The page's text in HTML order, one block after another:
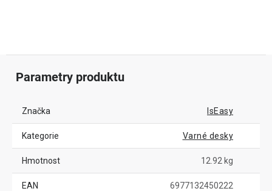
Parametry produktu
Značka IsEasy
Kategorie Varné desky
Hmotnost 12.92 kg
EAN 6977132450222